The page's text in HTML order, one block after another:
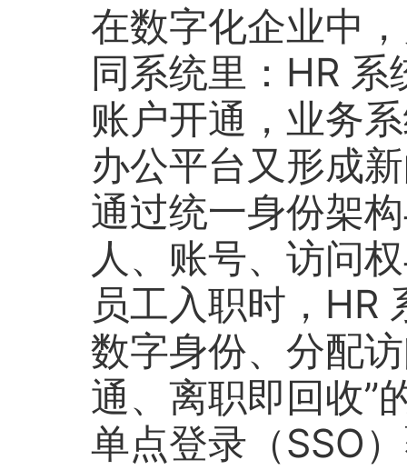
在数字化企业中
同系统里：HR
账户开通，业务
办公平台又形成
通过统一身份架
人、账号、访问
员工入职时，HR
数字身份、分配
通、离职即回收”
单点登录（SSO